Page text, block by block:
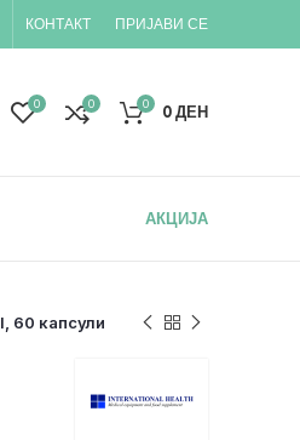
КОНТАКТ ПРИЈАВИ СЕ
0 0 0 0ДЕН
АКЦИЈА
60 капсули